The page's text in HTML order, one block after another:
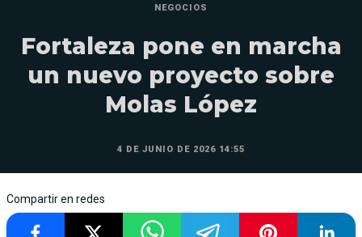
NEGOCIOS
Fortaleza pone en marcha
un nuevo proyecto sobre
Molas López
4 DE JUNIO DE 2026 14:55
Compartir en redes